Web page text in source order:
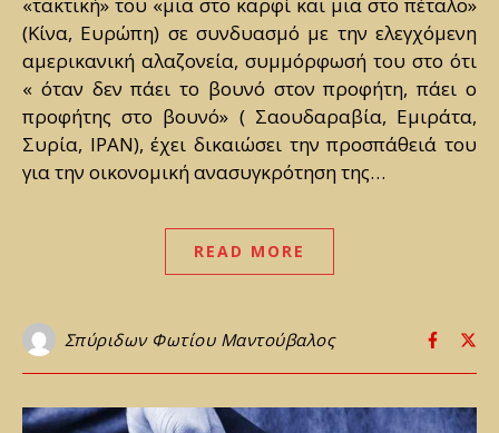
(Κίνα, Ευρώπη) σε συνδυασμό με την ελεγχόμενη
αμερικανική αλαζονεία, συμμόρφωσή του στο ότι
« όταν δεν πάει το βουνό στον προφήτη, πάει ο
προφήτης στο βουνό» ( Σαουδαραβία, Εμιράτα,
Συρία, ΙΡΑΝ), έχει δικαιώσει την προσπάθειά του
για την οικονομική ανασυγκρότηση της…
READ MORE
Σπύριδων Φωτίου Μαντούβαλος